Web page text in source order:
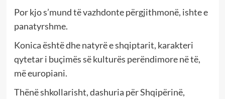
Por kjo s’mund të vazhdonte përgjithmonë, ishte e
panatyrshme.
Konica është dhe natyrë e shqiptarit, karakteri
qytetar i buçimës së kulturës perëndimore në të,
më europiani.
Thënë shkollarisht, dashuria për Shqipërinë,